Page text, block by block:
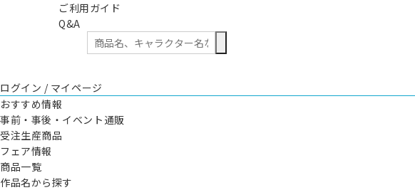
ご利用ガイド
Q&A
ログイン / マイページ
おすすめ情報
事前・事後・イベント通販
受注生産商品
フェア情報
商品一覧
作品名から探す